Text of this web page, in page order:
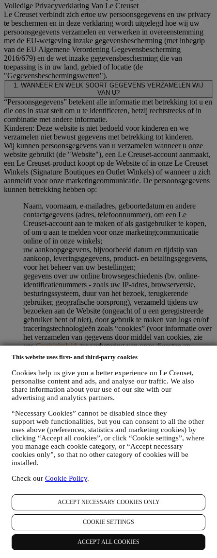
This website uses first- and third-party cookies
Cookies help us give you a better experience on Le Creuset,
personalise content and ads, and analyse our traffic. We also
share information about your use of our site with our
advertising and analytics partners.
“Necessary Cookies” cannot be disabled since they
support web functionalities, but you can consent to all the other
uses above (preferences, statistics and marketing cookies) by
clicking “Accept all cookies”, or click “Cookie settings”, where
you manage each cookie category, or “Accept necessary
cookies only”, so that no other category of cookies will be
installed.
Check our Cookie Policy.
ACCEPT NECESSARY COOKIES ONLY
COOKIE SETTINGS
ACCEPT ALL COOKIES
Volledige Privacyverklaring Van Le Creuset
Le Creuset verbindt zich ertoe uw persoonsgegevens en uw privacy
te beschermen en in deze verklaring wordt uitgelegd hoe wij uw
persoonsgegevens verzamelen en verwerken in overeenstemming
met de EU-wetgeving inzake gegevensbescherming (met inbegrip
van de EU Algemene Verordening Gegevensbescherming
2016/679) en de wet inzake gegevensbescherming die van
toepassing is in uw land, gebied of locatie (de
"Gegevensbeschermingswetten").
1. WANNEER EN WELK SOORT GEGEVENS VERZAMELEN WIJ
VAN U?
“Persoonsgegevens” betekent alle informatie met betrekking tot u en
die ons in staat stelt om u te identificeren, hetzij rechtstreeks of in
combinatie met andere informatie.
Kinderen: Deze website is niet bedoeld voor kinderen en we
verzamelen niet bewust gegevens met betrekking tot kinderen.
Wij kunnen persoonsgegevens van u verzamelen wanneer u onze
website gebruikt (de "Website"), een Le Creuset-account aanmaakt,
een Le Creuset-product koopt op de Website of in onze Le Creuset
Winkels (Signature Boutiques en Outlet Winkels) of wanneer u zich
aanmeldt voor onze marketingcommunicatie. De persoonsgegevens
kunnen betrekking hebben op:
Naam, voornaam, e-mailadres, geboortedatum en andere
contactgegevens (adres, telefoonnummer), om een Le
Creuset-account aan te maken of als gastgebruiker te kopen,
of om u aan te melden voor onze marketingcommunicatie
online of in onze winkels;
uw aankoopgegevens, bijvoorbeeld datum en tijdstip van
aankoop, leveringsgegevens, product- en betalingsgegevens,
voor het beheer van uw bestellingen;
gegevens over uw online browsegeschiedenis (bv. online-
identificatienummers - zoals uw IP-adres, browserversie,
besturingssysteem, duur van het bezoek, terugkerende
gebruiker, geografische oorsprong), verzameld tijdens uw
bezoeken aan de Website (ongeacht of u een geregistreerde
gebruiker bent of niet), door gebruik te maken van logs en/of
traceringstechnologieën zoals “cookies” (voor informatie over
het verzamelen van gegevens door middel van cookies, zie
onsCookiebeleid, ter verbetering van onze diensten en
advertenties, of voor onze statistische analyse; in de meeste
gevallen zullen we u niet kunnen identificeren aan de hand
van deze technische informatie.
uw feedback, verzoeken, klachten, vragen of interacties met
ons (bijvoorbeeld uw berichten, chats, berichten op sociale
media, e-mails of telefoontjes).
De persoonsgegevens die van u worden verzameld wanneer u de
Website gebruikt of anderszins persoonlijk identificeerbare
informatie verstrekt, zijn op die manier beschermd en u hebt de
privacyrechten die in paragraaf 8 hieronder worden uitgelegd.
2. WIE VERZAMELT UW GEGEVENS?
De verwerkingsverantwoordelijke voor de e-commercediensten die
met statutaire zetel te Le Creuset Nederland BV, Bijster 15, 4817
Als u ermee instemt om marketingboodschappen van ons te
ontvangen, worden uw gegevens onderdeel van de
consumentendatabase van Le Creuset Group, die als
gegevensbeheerder wordt beheerd door Le Creuset Group AG, met
het kantoor in Hofstrasse 1A,Neuhofstrasse 4 , Baar, Zugo, 6340
Zwitserland (die Le Creuset SL, BTW-nummer B62153630, met
kantoor in Paseo de Gracia 9, 2º, 08007 Barcelona, Spanje, heeft